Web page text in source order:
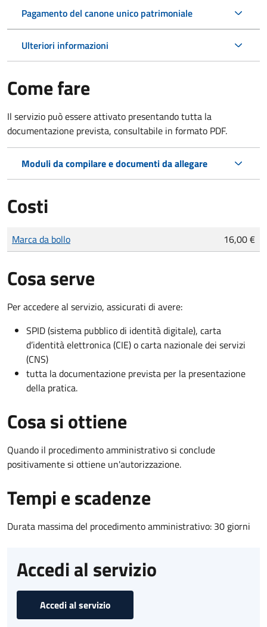
Pagamento del canone unico patrimoniale
Ulteriori informazioni
Come fare
Il servizio può essere attivato presentando tutta la
documentazione prevista, consultabile in formato PDF.
Moduli da compilare e documenti da allegare
Costi
Tipo di pagamento
Importo
Marca da bollo 16,00 €
Cosa serve
Per accedere al servizio, assicurati di avere:
SPID (sistema pubblico di identità digitale), carta
d’identità elettronica (CIE) o carta nazionale dei servizi
(CNS)
tutta la documentazione prevista per la presentazione
della pratica.
Cosa si ottiene
Quando il procedimento amministrativo si conclude
positivamente si ottiene un'autorizzazione.
Tempi e scadenze
Durata massima del procedimento amministrativo: 30 giorni
Accedi al servizio
Accedi al servizio